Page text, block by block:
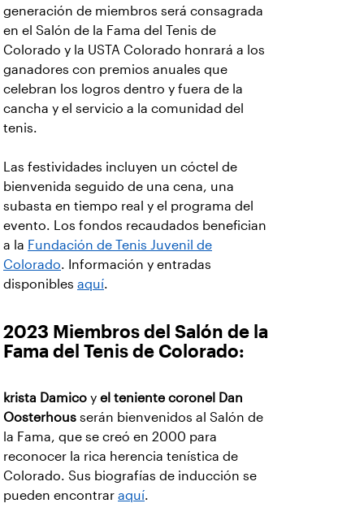
generación de miembros será consagrada
en el Salón de la Fama del Tenis de
Colorado y la USTA Colorado honrará a los
ganadores con premios anuales que
celebran los logros dentro y fuera de la
cancha y el servicio a la comunidad del
tenis.
Las festividades incluyen un cóctel de
bienvenida seguido de una cena, una
subasta en tiempo real y el programa del
evento. Los fondos recaudados benefician
a la Fundación de Tenis Juvenil de
Colorado. Información y entradas
disponibles aquí.
2023 Miembros del Salón de la
Fama del Tenis de Colorado:
krista Damico y el teniente coronel Dan
Oosterhous serán bienvenidos al Salón de
la Fama, que se creó en 2000 para
reconocer la rica herencia tenística de
Colorado. Sus biografías de inducción se
pueden encontrar aquí.